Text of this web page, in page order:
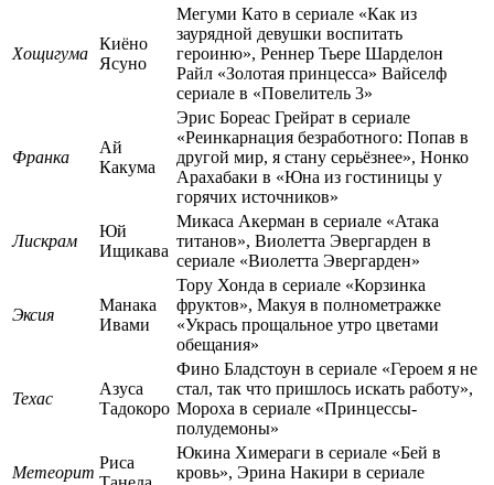
Хощигума
Киёно
Ясуно
Мегуми Като в сериале «Как из
заурядной девушки воспитать
героиню», Реннер Тьере Шарделон
Райл «Золотая принцесса» Вайселф
сериале в «Повелитель 3»
Франка
Ай
Какума
Эрис Бореас Грейрат в сериале
«Реинкарнация безработного: Попав в
другой мир, я стану серьёзнее», Нонко
Арахабаки в «Юна из гостиницы у
горячих источников»
Лискрам
Юй
Ищикава
Микаса Акерман в сериале «Атака
титанов», Виолетта Эвергарден в
сериале «Виолетта Эвергарден»
Эксия
Манака
Ивами
Тору Хонда в сериале «Корзинка
фруктов», Макуя в полнометражке
«Укрась прощальное утро цветами
обещания»
Техас
Азуса
Тадокоро
Фино Бладстоун в сериале «Героем я не
стал, так что пришлось искать работу»,
Мороха в сериале «Принцессы-
полудемоны»
Метеорит
Риса
Юкина Химераги в сериале «Бей в
кровь», Эрина Накири в сериале